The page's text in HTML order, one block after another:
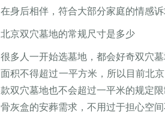
在身后相伴，符合大部分家庭的情感诉
北京双穴墓地的常规尺寸是多少
很多人一开始选墓地，都会好奇双穴
面积不得超过一平方米，所以目前北
款双穴墓地也不会超过一平米的规定
骨灰盒的安葬需求，不用过于担心空间